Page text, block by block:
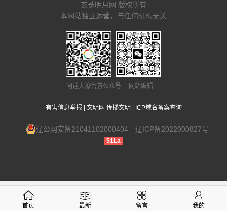
玄菟明月网 版权所有
本网站独立运营，与任何机构无关
闲话大潦官方公众号 网站编辑
有害信息举报 文明网 传播文明 ICP域名备案查询
辽公网安备21041102000404 辽ICP备2022000827号
51La
首页 最新 留言 我的